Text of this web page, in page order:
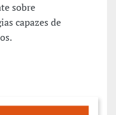
sobre
capazes de